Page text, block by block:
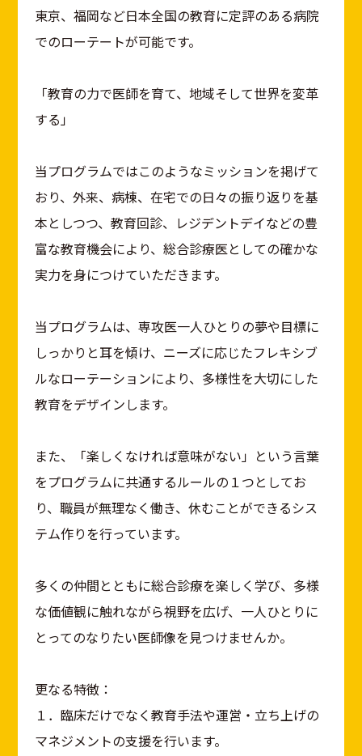
東京、福岡など日本全国の教育に定評のある病院
でのローテートが可能です。
「教育の力で医師を育て、地域そして世界を変革
する」
当プログラムではこのようなミッションを掲げて
おり、外来、病棟、在宅での日々の振り返りを基
本としつつ、教育回診、レジデントデイなどの豊
富な教育機会により、総合診療医としての確かな
実力を身につけていただきます。
当プログラムは、専攻医一人ひとりの夢や目標に
しっかりと耳を傾け、ニーズに応じたフレキシブ
ルなローテーションにより、多様性を大切にした
教育をデザインします。
また、「楽しくなければ意味がない」という言葉
をプログラムに共通するルールの１つとしてお
り、職員が無理なく働き、休むことができるシス
テム作りを行っています。
多くの仲間とともに総合診療を楽しく学び、多様
な価値観に触れながら視野を広げ、一人ひとりに
とってのなりたい医師像を見つけませんか。
更なる特徴：
１．臨床だけでなく教育手法や運営・立ち上げの
マネジメントの支援を行います。